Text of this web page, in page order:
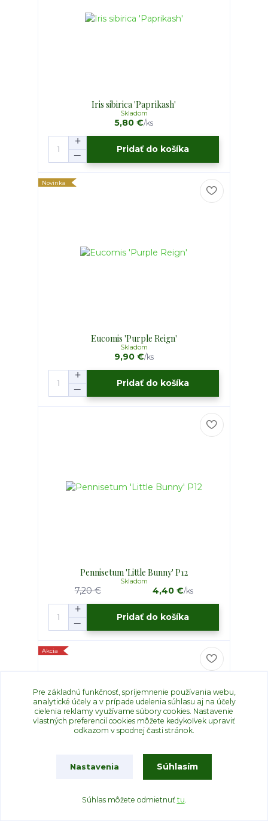
Iris sibirica 'Paprikash'
5,80 €/ks
Skladom
Pridať do košíka
Novinka
Eucomis 'Purple Reign'
9,90 €/ks
Skladom
Pridať do košíka
Pennisetum 'Little Bunny' P12
7,20 € 4,40 €/ks
Skladom
Pridať do košíka
Akcia
Escallonia Donard Radianc
Pre základnú funkčnosť, spríjemnenie používania webu,
analytické účely a v prípade udelenia súhlasu aj na účely
cielenia reklamy využívame súbory cookies. Nastavenie
vlastných preferencií cookies môžete kedykoľvek upraviť
odkazom v spodnej časti stránok.
Nastavenia Súhlasím
Súhlas môžete odmietnuť tu